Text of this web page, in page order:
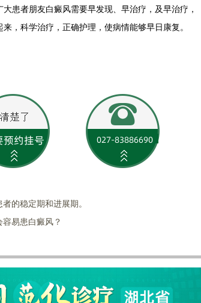
大患者朋友白癜风需要早发现、早治疗，及早治疗，
，科学治疗，正确护理，使病情能够早日康复。
的稳定期和进展期。
易患白癜风？